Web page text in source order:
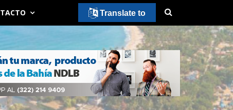
Translate to